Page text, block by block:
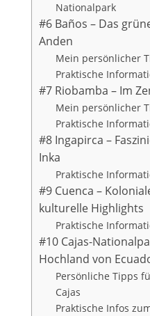
Nationalpark
#6 Baños – Das
Anden
Mein persönlicher
Praktische
#7 Riobamba – Im
Mein persönlicher
Praktische
#8 Ingapirca –
Inka
Praktische
#9 Cuenca –
kulturelle Highlights
Praktische
#10 Cajas-
Hochland von
Persönliche Tipps
Cajas
Praktische Infos